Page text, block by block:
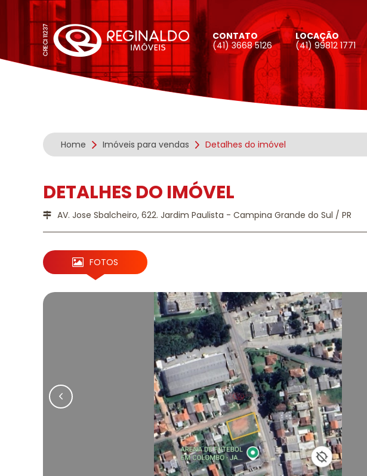
CONTATO
(41) 3668 5126
LOCAÇÃO
(41) 99812 1771
Home Imóveis para vendas Detalhes do imóvel
DETALHES DO IMÓVEL
AV. Jose Sbalcheiro, 622. Jardim Paulista - Campina Grande do Sul / PR
FOTOS